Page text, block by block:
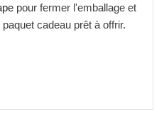
pour fermer l'emballage et
cadeau prêt à offrir.